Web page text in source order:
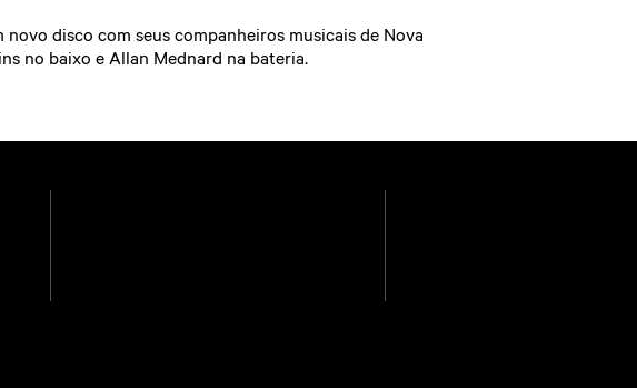
disco com seus companheiros musicais de Nova
no baixo e Allan Mednard na bateria.